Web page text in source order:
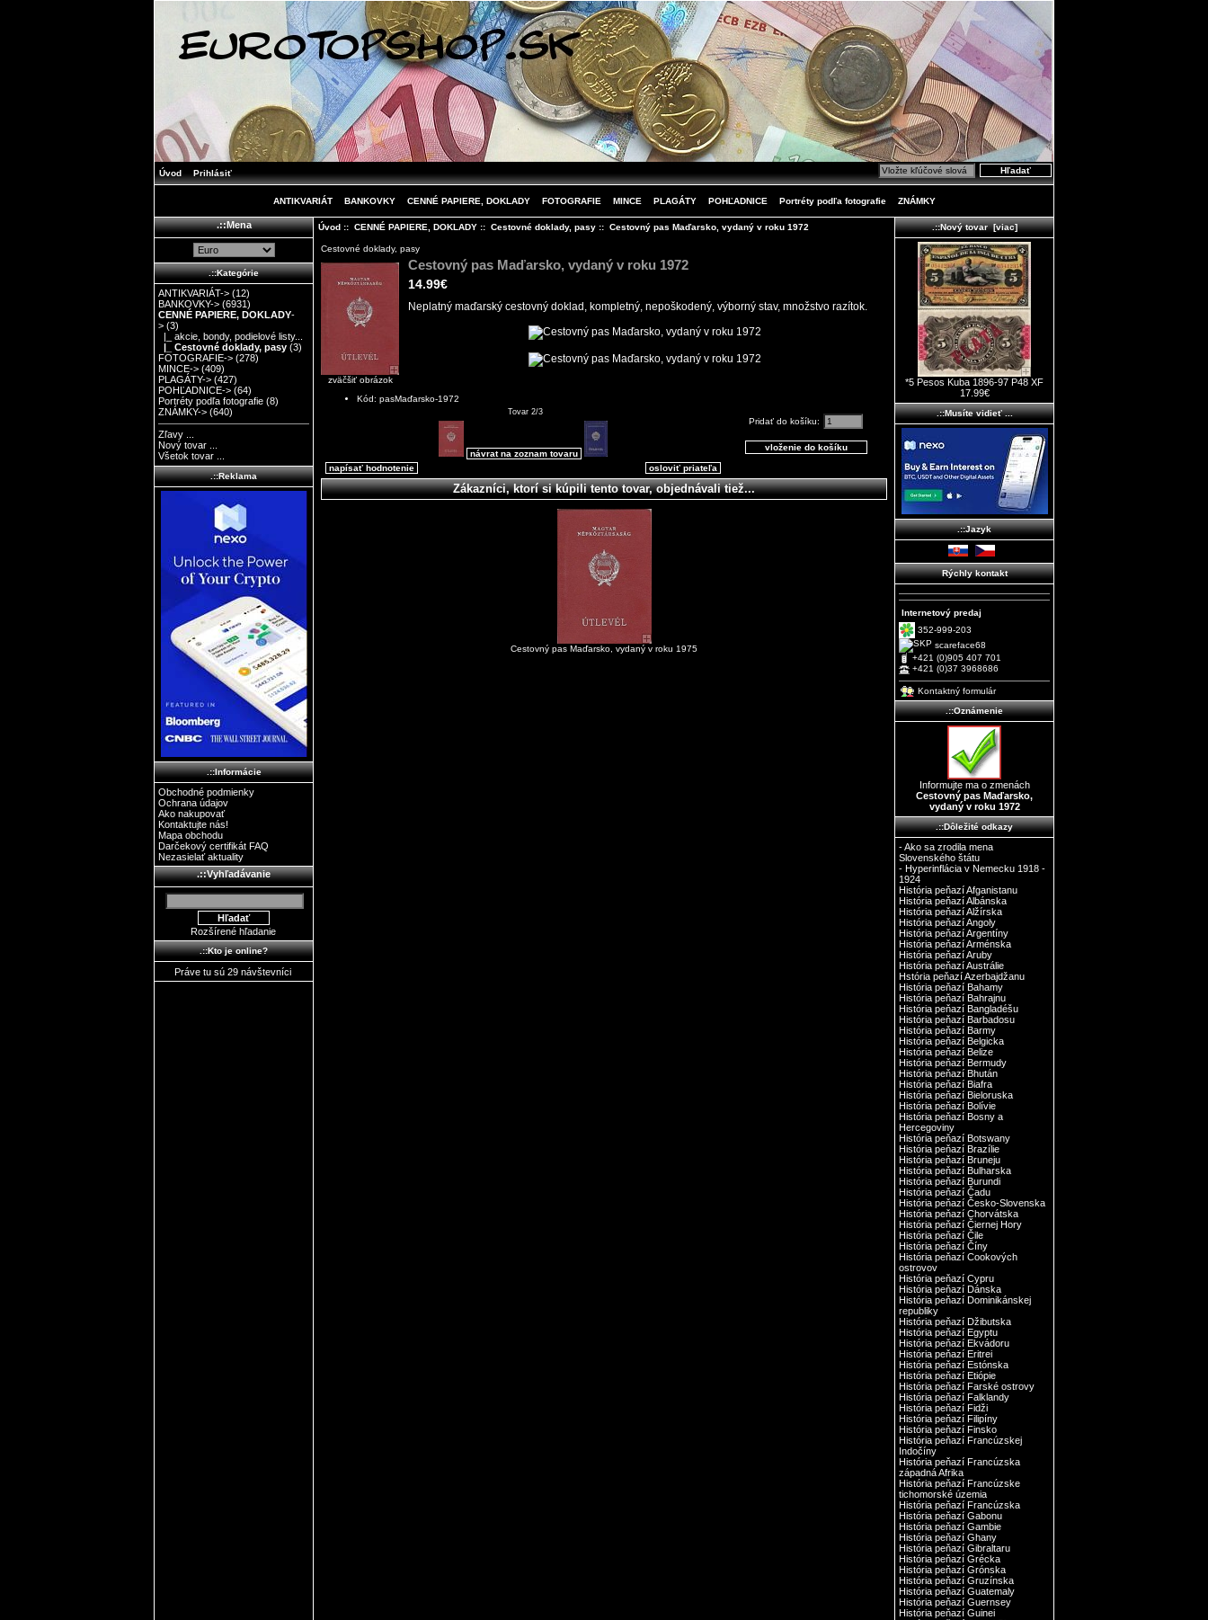
Úvod Prihlásiť
ANTIKVARIÁT BANKOVKY CENNÉ PAPIERE, DOKLADY FOTOGRAFIE MINCE PLAGÁTY POHĽADNICE Portréty podľa fotografie ZNÁMKY
.::Mena
.::Kategórie
ANTIKVARIÁT-> (12)
BANKOVKY-> (6931)
CENNÉ PAPIERE, DOKLADY-
> (3)
|_ akcie, bondy, podielové listy...
|_ Cestovné doklady, pasy (3)
FOTOGRAFIE-> (278)
MINCE-> (409)
PLAGÁTY-> (427)
POHĽADNICE-> (64)
Portréty podľa fotografie (8)
ZNÁMKY-> (640)
Zľavy ...
Nový tovar ...
Všetok tovar ...
.::Reklama
.::Informácie
Obchodné podmienky
Ochrana údajov
Ako nakupovať
Kontaktujte nás!
Mapa obchodu
Darčekový certifikát FAQ
Nezasielať aktuality
.::Vyhľadávanie
Rozšírené hľadanie
.::Kto je online?
Práve tu sú 29 návštevníci
Úvod:: CENNÉ PAPIERE, DOKLADY:: Cestovné doklady, pasy:: Cestovný pas Maďarsko, vydaný v roku 1972
Cestovné doklady, pasy
zväčšiť obrázok
Cestovný pas Maďarsko, vydaný v roku 1972
14.99€
Neplatný maďarský cestovný doklad, kompletný, nepoškodený, výborný stav, množstvo razítok.
Pridať do košíku:
Kód: pasMaďarsko-1972
Tovar 2/3
návrat na zoznam tovaru
osloviť priateľa
napísať hodnotenie
Zákazníci, ktorí si kúpili tento tovar, objednávali tiež...
Cestovný pas Maďarsko, vydaný v roku 1975
.::Nový tovar [viac]
*5 Pesos Kuba 1896-97 P48 XF
17.99€
.::Musíte vidieť ...
.::Jazyk
Rýchly kontakt
Internetový predaj
352-999-203
scareface68
+421 (0)905 407 701
+421 (0)37 3968686
Kontaktný formulár
.::Oznámenie
Informujte ma o zmenách
Cestovný pas Maďarsko,
vydaný v roku 1972
.::Dôležité odkazy
- Ako sa zrodila mena
Slovenského štátu
- Hyperinflácia v Nemecku 1918 -
1924
História peňazí Afganistanu
História peňazí Albánska
História peňazí Alžírska
História peňazí Angoly
História peňazí Argentíny
História peňazí Arménska
História peňazí Aruby
História peňazí Austrálie
Hstória peňazí Azerbajdžanu
História peňazí Bahamy
História peňazí Bahrajnu
História peňazí Bangladéšu
História peňazí Barbadosu
História peňazí Barmy
História peňazí Belgicka
História peňazí Belize
História peňazí Bermudy
História peňazí Bhután
História peňazí Biafra
História peňazí Bieloruska
História peňazí Bolívie
História peňazí Bosny a
Hercegoviny
História peňazí Botswany
História peňazí Brazílie
História peňazí Bruneju
História peňazí Bulharska
História peňazí Burundi
História peňazí Čadu
História peňazí Česko-Slovenska
História peňazí Chorvátska
História peňazí Čiernej Hory
História peňazí Čile
História peňazí Číny
História peňazí Cookových
ostrovov
História peňazí Cypru
História peňazí Dánska
História peňazí Dominikánskej
republiky
História peňazí Džibutska
História peňazí Egyptu
História peňazí Ekvádoru
História peňazí Eritrei
História peňazí Estónska
História peňazí Etiópie
História peňazí Farské ostrovy
História peňazí Falklandy
História peňazí Fidži
História peňazí Filipíny
História peňazí Finsko
História peňazí Francúzskej
Indočíny
História peňazí Francúzska
západná Afrika
História peňazí Francúzske
tichomorské územia
História peňazí Francúzska
História peňazí Gabonu
História peňazí Gambie
História peňazí Ghany
História peňazí Gibraltaru
História peňazí Grécka
História peňazí Grónska
História peňazí Gruzínska
História peňazí Guatemaly
História peňazí Guernsey
História peňazí Guinei